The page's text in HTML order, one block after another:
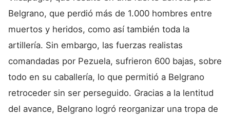
Belgrano, que perdió más de 1.000 hombres entre
muertos y heridos, como así también toda la
artillería. Sin embargo, las fuerzas realistas
comandadas por Pezuela, sufrieron 600 bajas, sobre
todo en su caballería, lo que permitió a Belgrano
retroceder sin ser perseguido. Gracias a la lentitud
del avance, Belgrano logró reorganizar una tropa de